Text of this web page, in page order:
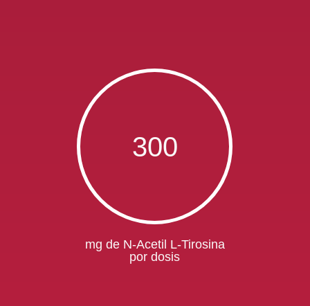
300
mg de N-Acetil L-Tirosina
por dosis